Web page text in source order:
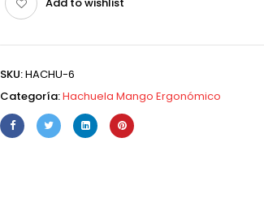
SKU:HACHU-6
Categoría:Hachuela Mango Ergonómico